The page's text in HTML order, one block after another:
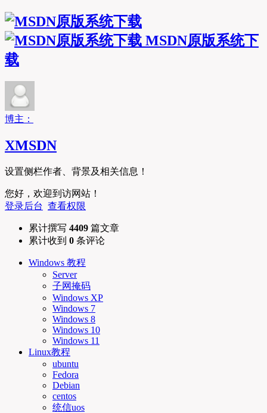
MSDN原版系统下
载
博主：
XMSDN
设置侧栏作者、背景及相关信息！
您好，欢迎到访网站！
登录后台 查看权限
累计撰写 4409 篇文章
累计收到 0 条评论
Windows 教程
Server
子网掩码
Windows XP
Windows 7
Windows 8
Windows 10
Windows 11
Linux教程
ubuntu
Fedora
Debian
centos
统信uos